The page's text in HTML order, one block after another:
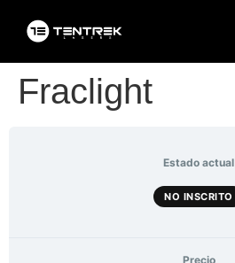
Fraclight
Estado actual
NO INSCRITO
Precio